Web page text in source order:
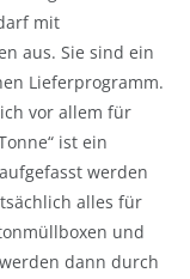
mit
aus. Sie sind ein
Lieferprogramm.
vor allem für
ist ein
werden
alles für
und
dann durch